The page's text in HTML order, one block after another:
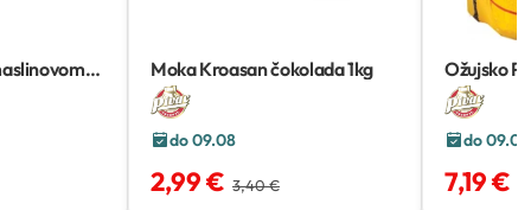
Moka Kroasan čokolada1kg
do 09.08
2,99 € 3,40 €
Ožujsko
do 09.08
7,19 €